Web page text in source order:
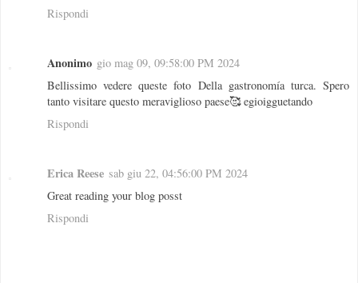
Rispondi
Anonimo gio mag 09, 09:58:00 PM 2024
Bellissimo vedere queste foto Della gastronomía turca. Spero
tanto visitare questo meraviglioso paese🥰 egioigguetando
Rispondi
Erica Reese sab giu 22, 04:56:00 PM 2024
Great reading your blog posst
Rispondi